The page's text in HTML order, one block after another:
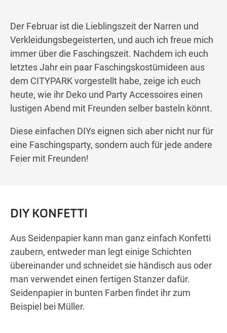
Der Februar ist die Lieblingszeit der Narren und
Verkleidungsbegeisterten, und auch ich freue mich
immer über die Faschingszeit. Nachdem ich euch
letztes Jahr ein paar Faschingskostümideen aus
dem CITYPARK vorgestellt habe, zeige ich euch
heute, wie ihr Deko und Party Accessoires einen
lustigen Abend mit Freunden selber basteln könnt.
Diese einfachen DIYs eignen sich aber nicht nur für
eine Faschingsparty, sondern auch für jede andere
Feier mit Freunden!
DIY KONFETTI
Aus Seidenpapier kann man ganz einfach Konfetti
zaubern, entweder man legt einige Schichten
übereinander und schneidet sie händisch aus oder
man verwendet einen fertigen Stanzer dafür.
Seidenpapier in bunten Farben findet ihr zum
Beispiel bei Müller.